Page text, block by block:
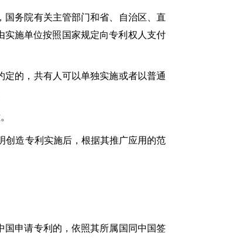
务院有关主管部门和省、自治区、直
施单位按照国家规定向专利权人支付
的，共有人可以单独实施或者以普通
造专利实施后，根据其推广应用的范
申请专利的，依照其所属国同中国签